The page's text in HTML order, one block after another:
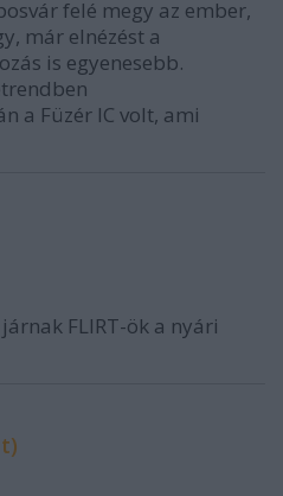
felé megy az ember,
már elnézést a
is egyenesebb.
a Füzér IC volt, ami
FLIRT-ök a nyári